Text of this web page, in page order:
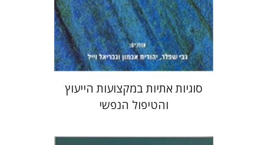
הנחת אתר ספר מודפס
$53
$48
סוגיות אתיות במקצועות הייעוץ
והטיפול הנפשי